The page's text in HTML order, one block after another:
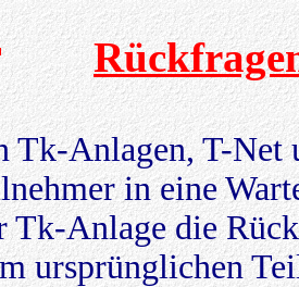
Tk-Anlagen, T-Net
in eine
Tk-Anlage die
ursprünglichen